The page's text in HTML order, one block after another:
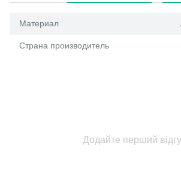
Материал
Страна производитель
Додайте перший